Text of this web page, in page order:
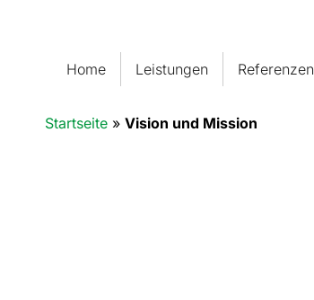
Home Leistungen Referenzen
Startseite » Vision und Mission